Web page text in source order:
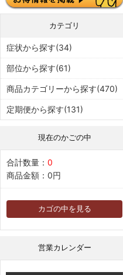
カテゴリ
症状から探す(34)
部位から探す(61)
商品カテゴリーから探す(470)
定期便から探す(131)
現在のかごの中
合計数量： 0
商品金額： 0円
カゴの中を見る
営業カレンダー